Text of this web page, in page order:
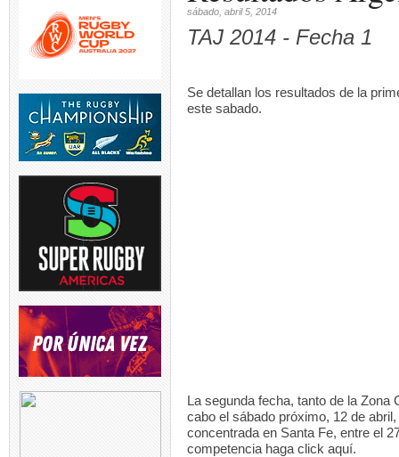
sábado, abril 5, 2014
TAJ 2014 - Fecha 1
Se detallan los resultados de la
este sabado.
La segunda fecha, tanto de la
cabo el sábado próximo, 12 de
concentrada en Santa Fe, entre el
competencia haga click aquí.